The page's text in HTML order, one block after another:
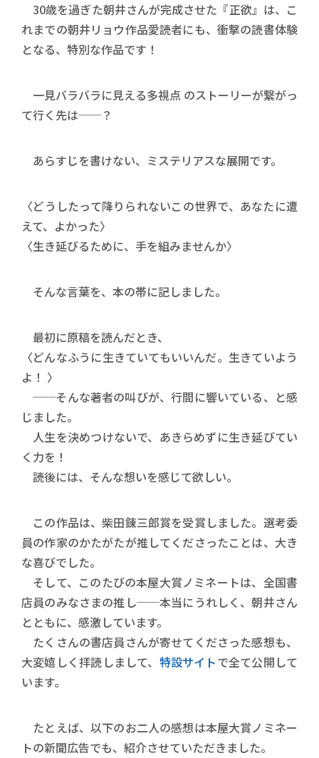
30歳を過ぎた朝井さんが完成させた『正欲』は、こ
れまでの朝井リョウ作品愛読者にも、衝撃の読書体験
となる、特別な作品です！
一見バラバラに見える多視点 のストーリーが繋がっ
て行く先は──？
あらすじを書けない、ミステリアスな展開です。
〈どうしたって降りられないこの世界で、あなたに遭
えて、よかった〉
〈生き延びるために、手を組みませんか〉
そんな言葉を、本の帯に記しました。
最初に原稿を読んだとき、
〈どんなふうに生きていてもいいんだ。生きていよう
よ！ 〉
──そんな著者の叫びが、行間に響いている、と感
じました。
人生を決めつけないで、あきらめずに生き延びてい
く力を！
読後には、そんな想いを感じて欲しい。
この作品は、柴田錬三郎賞を受賞しました。選考委
員の作家のかたがたが推してくださったことは、大き
な喜びでした。
そして、このたびの本屋大賞ノミネートは、全国書
店員のみなさまの推し──本当にうれしく、朝井さん
とともに、感激しています。
たくさんの書店員さんが寄せてくださった感想も、
大変嬉しく拝読しまして、 特設サイトで全て公開して
います。
たとえば、以下のお二人の感想は本屋大賞ノミネー
トの新聞広告でも、紹介させていただきました。